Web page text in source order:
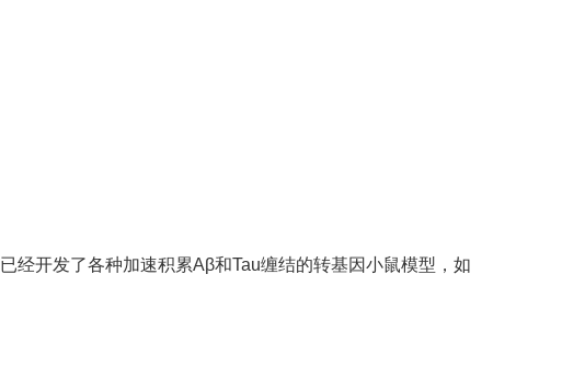
经开发了各种加速积累Aβ和Tau缠结的转基因小鼠模型，如